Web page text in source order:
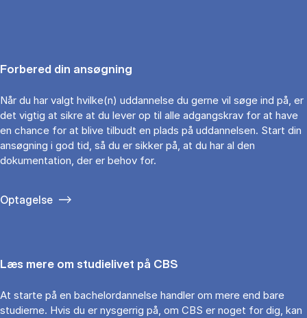
Forbered din ansøgning
Når du har valgt hvilke(n) uddannelse du gerne vil søge ind på, er
det vigtig at sikre at du lever op til alle adgangskrav for at have
en chance for at blive tilbudt en plads på uddannelsen. Start din
ansøgning i god tid, så du er sikker på, at du har al den
dokumentation, der er behov for.
Optagelse
Læs mere om studielivet på CBS
At starte på en bachelordannelse handler om mere end bare
studierne. Hvis du er nysgerrig på, om CBS er noget for dig, kan